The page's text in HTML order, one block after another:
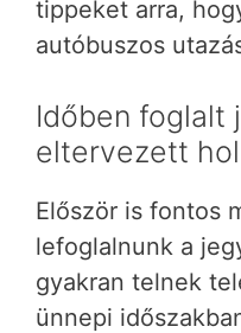
tippeket arra,
autóbuszos
Időben foglalt
eltervezett
Először is fontos
lefoglalnunk a
gyakran telnek
ünnepi